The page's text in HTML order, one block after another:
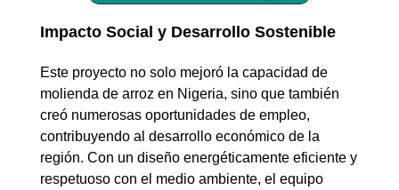
Impacto Social y Desarrollo Sostenible
Este proyecto no solo mejoró la capacidad de
molienda de arroz en Nigeria, sino que también
creó numerosas oportunidades de empleo,
contribuyendo al desarrollo económico de la
región. Con un diseño energéticamente eficiente y
respetuoso con el medio ambiente, el equipo